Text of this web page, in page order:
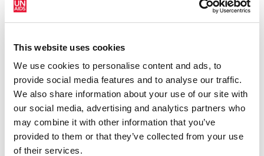
This website uses cookies
We use cookies to personalise content and ads, to
provide social media features and to analyse our traffic.
We also share information about your use of our site with
our social media, advertising and analytics partners who
may combine it with other information that you’ve
provided to them or that they’ve collected from your use
of their services.
sido muy bien recibido por las beneficiarias debido a
su vulnerabilidad, que se ha visto agravada por la crisis
de la COVID-19. El apoyo ha contribuido a aumentar el
cumplimiento de las citas en las distintas consultas
prenatales, mejorar la continuidad del tratamiento y de
las pruebas de carga viral para las mujeres
embarazadas y lactantes, y fortalecer la relación entre
las mujeres que viven con el VIH y el personal que